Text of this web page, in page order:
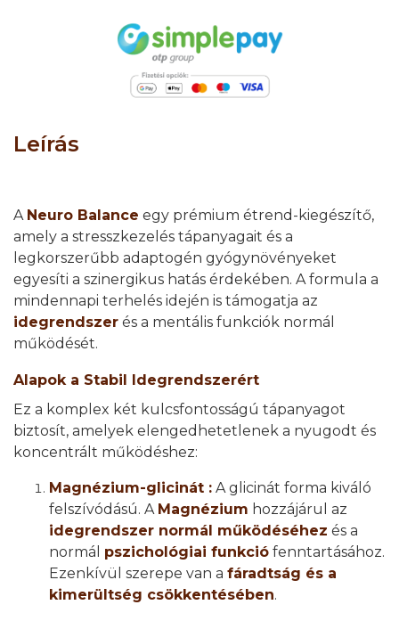
Leírás
A Neuro Balance egy prémium étrend-kiegészítő,
amely a stresszkezelés tápanyagait és a
legkorszerűbb adaptogén gyógynövényeket
egyesíti a szinergikus hatás érdekében. A formula a
mindennapi terhelés idején is támogatja az
idegrendszer és a mentális funkciók normál
működését.
Alapok a Stabil Idegrendszerért
Ez a komplex két kulcsfontosságú tápanyagot
biztosít, amelyek elengedhetetlenek a nyugodt és
koncentrált működéshez:
Magnézium-glicinát : A glicinát forma kiváló
felszívódású. A Magnézium hozzájárul az
idegrendszer normál működéséhez és a
normál pszichológiai funkció fenntartásához.
Ezenkívül szerepe van a fáradtság és a
kimerültség csökkentésében.